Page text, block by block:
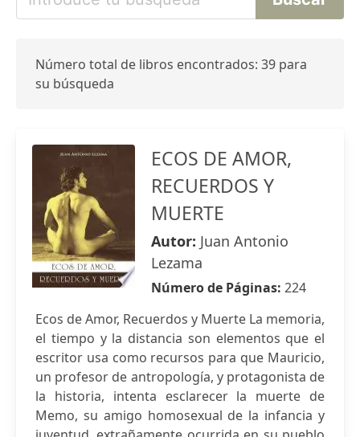
Número total de libros encontrados: 39 para
su búsqueda
ECOS DE AMOR,
RECUERDOS Y
MUERTE
Autor: Juan Antonio
Lezama
Número de Páginas: 224
Ecos de Amor, Recuerdos y Muerte La memoria,
el tiempo y la distancia son elementos que el
escritor usa como recursos para que Mauricio,
un profesor de antropología, y protagonista de
la historia, intenta esclarecer la muerte de
Memo, su amigo homosexual de la infancia y